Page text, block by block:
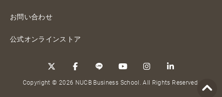
お問い合わせ
公式オンラインストア
Copyright © 2026 NUCB Business School. All Rights Reserved.